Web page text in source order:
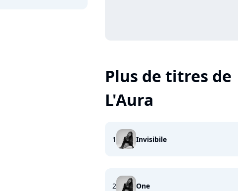
Plus de titres de
L'Aura
1 Invisibile
2 One